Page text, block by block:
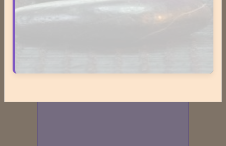
ESPACE PUBLICITAIRE
Cliquez ici pour consulter les